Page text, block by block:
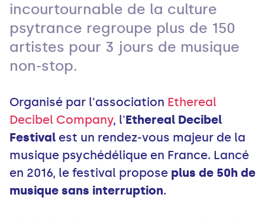
incourtournable de la culture
psytrance regroupe plus de 150
artistes pour 3 jours de musique
non-stop.
Organisé par l'association Ethereal
Decibel Company, l'Ethereal Decibel
Festival est un rendez-vous majeur de la
musique psychédélique en France. Lancé
en 2016, le festival propose plus de 50h de
musique sans interruption.